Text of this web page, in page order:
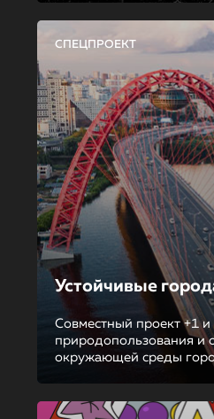
СПЕЦПРОЕКТ
Устойчивые
Совместный проект +1
природопользования и
окружающей среды